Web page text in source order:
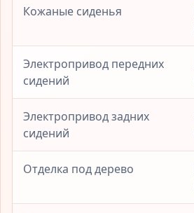
Кожаные сиденья
Электропривод передних
сидений
Электропривод задних
сидений
Отделка под дерево